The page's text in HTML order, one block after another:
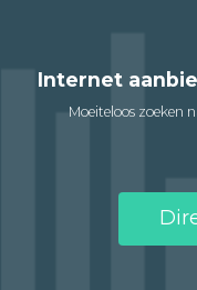
Internet
Moeiteloos zoeken